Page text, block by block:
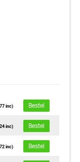
inc) Bestel
inc) Bestel
inc) Bestel